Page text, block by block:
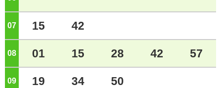
07 15 42
08 01 15 28 42 57
09 19 34 50